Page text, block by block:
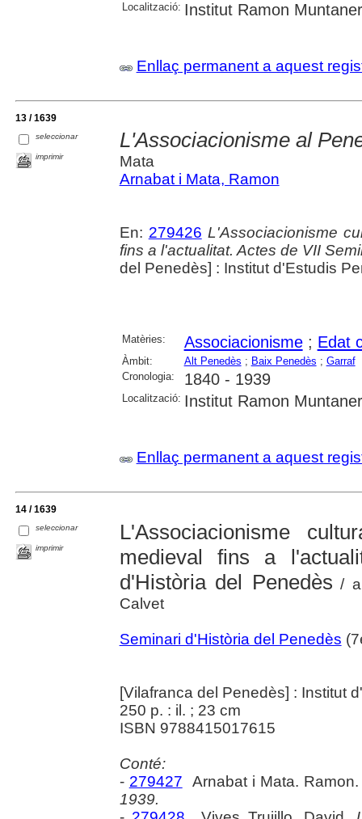
Localització: Institut Ramon
Enllaç permanent a aquest
13 / 1639
seleccionar
imprimir
L'Associacionisme al
Mata
Arnabat i Mata, Ramon
En: 279426 L'Associacionisme
fins a l'actualitat. Actes de VII
del Penedès] : Institut d'Estudis
Matèries: Associacionisme; Edat
Àmbit: Alt Penedès ; Baix Penedès ; Garraf
Cronologia:
1840 - 1939
Localització: Institut Ramon
Enllaç permanent a aquest
14 / 1639
seleccionar
imprimir
L'Associacionisme
medieval fins a
d'Història del Penedès /
Calvet
Seminari d'Història del Penedès
[Vilafranca del Penedès] : Institut
250 p. : il. ; 23 cm
ISBN 9788415017615
Conté:
- 279427 Arnabat i Mata.
1939.